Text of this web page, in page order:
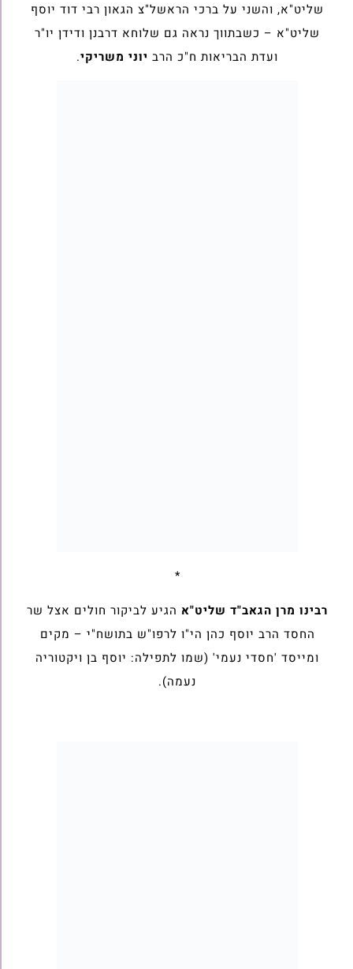
שליט"א, והשני על ברכי הראשל"צ הגאון רבי דוד יוסף
שליט"א – כשבתווך נראה גם שלוחא דרבנן ודידן יו"ר
ועדת הבריאות ח"כ הרב יוני משריקי.
*
רבינו מרן הגאב"ד שליט"א הגיע לביקור חולים אצל שר
החסד הרב יוסף כהן הי"ו לרפו"ש בתושח"י – מקים
ומייסד 'חסדי נעמי' (שמו לתפילה: יוסף בן ויקטוריה
נעמה).